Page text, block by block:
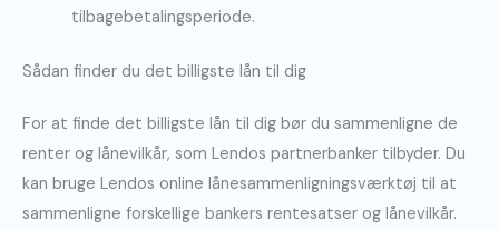
tilbagebetalingsperiode.
Sådan finder du det billigste lån til dig
For at finde det billigste lån til dig bør du sammenligne de
renter og lånevilkår, som Lendos partnerbanker tilbyder. Du
kan bruge Lendos online lånesammenligningsværktøj til at
sammenligne forskellige bankers rentesatser og lånevilkår.